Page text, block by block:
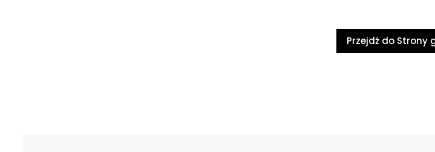
Przejdź do Strony